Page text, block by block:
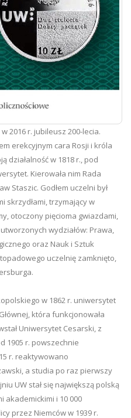
2016 r. jubileusz 200-lecia.
erekcyjnym cara Rosji i króla
działalność w 1818 r., pod
Kierowała nim Rada
Staszic. Godłem uczelni był
skrzydłami, trzymający w
otoczony pięcioma gwiazdami,
wydziałów: Prawa,
oraz Nauk i Sztuk
uczelnię zamknięto,
w 1862 r. uniwersytet
która funkcjonowała
Uniwersytet Cesarski, z
1905 r. powszechnie
r. reaktywowano
a studia po raz pierwszy
UW stał się największą polską
akademickimi i 10 000
przez Niemców w 1939 r.